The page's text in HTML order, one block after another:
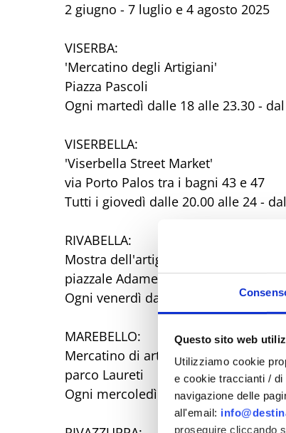
Questo sito web
Utilizziamo cookie
e cookie traccianti /
navigazione delle
all'email:
proseguire cliccando
2 giugno - 7 luglio e 4 agosto 2025
VISERBA:
'Mercatino degli Artigiani'
Piazza Pascoli
Ogni martedì dalle 18 alle 23.30 -
VISERBELLA:
'Viserbella Street Market'
via Porto Palos tra i bagni 43 e 47
Tutti i giovedì dalle 20.00 alle 24 -
RIVABELLA:
Mostra dell'artigianato 'Hand Made.
piazzale Adamello
Ogni venerdì dalle 18 alle 23,30 –
MAREBELLO:
Mercatino di artigianato e
parco Laureti
Ogni mercoledì dalle 17 alle 24 -